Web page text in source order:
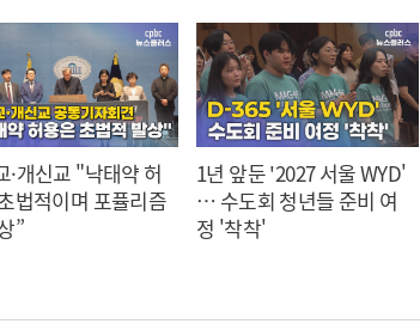
·개신교 "낙태약 허
법적이며 포퓰리즘
”
1년 앞둔 '2027 서울 WYD'
… 수도회 청년들 준비 여
정 '착착'